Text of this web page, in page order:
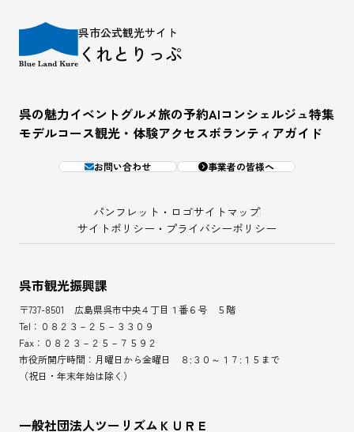
呉市公式観光サイト
くれとりっぷ
呉の魅力イベントグルメ旅の予約AIコンシェルジュ特集
モデルコース観光・体験アクセスボランティアガイド
お問い合わせ 事業者の皆様へ
パンフレット・ロゴサイトマップ
サイトポリシー・プライバシーポリシー
呉市観光振興課
〒737-8501 広島県呉市中央４丁目１番６号 ５階
Tel：０８２３－２５－３３０９
Fax：０８２３－２５－７５９２
市役所開庁時間：月曜日から金曜日 ８:３０～１７:１５まで
（祝日・年末年始は除く）
一般社団法人ツーリズムＫＵＲＥ